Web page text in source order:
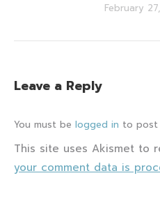
February
Leave a Reply
You must be logged in to post
This site uses Akismet to
your comment data is